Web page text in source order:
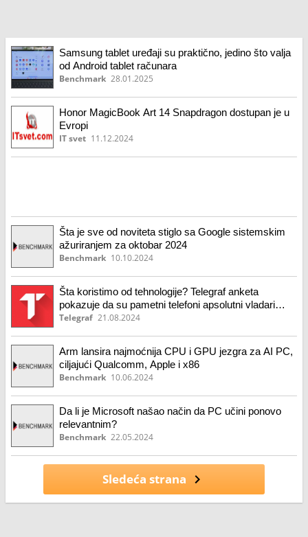
Samsung tablet uređaji su praktično, jedino što valja
od Android tablet računara
Benchmark 28.01.2025
Honor MagicBook Art 14 Snapdragon dostupan je u
Evropi
IT svet 11.12.2024
Šta je sve od noviteta stiglo sa Google sistemskim
ažuriranjem za oktobar 2024
Benchmark 10.10.2024
Šta koristimo od tehnologije? Telegraf anketa
pokazuje da su pametni telefoni apsolutni vladari
svakodnevice
Telegraf 21.08.2024
Arm lansira najmoćnija CPU i GPU jezgra za AI PC,
ciljajući Qualcomm, Apple i x86
Benchmark 10.06.2024
Da li je Microsoft našao način da PC učini ponovo
relevantnim?
Benchmark 22.05.2024
Sledeća strana